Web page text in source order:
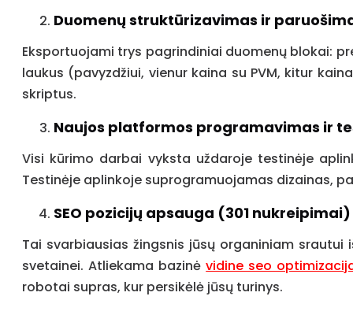
Duomenų struktūrizavimas ir
Eksportuojami trys pagrindiniai duomenų blokai:
laukus (pavyzdžiui, vienur kaina su PVM, kitur
skriptus.
Naujos platformos programavimas ir
Visi kūrimo darbai vyksta uždaroje testinėje
Testinėje aplinkoje suprogramuojamas dizainas,
SEO pozicijų apsauga (301 nukreipimai)
Tai svarbiausias žingsnis jūsų organiniam
svetainei. Atliekama bazinėvidine seo
robotai supras, kur persikėlė jūsų turinys.